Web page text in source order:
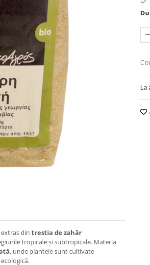
La
din trestia de zahăr
tropicale și subtropicale. Materia
, unde plantele sunt cultivate